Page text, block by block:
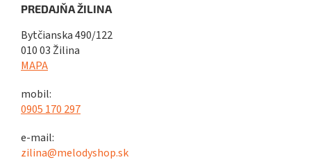
PREDAJŇA ŽILINA
Bytčianska 490/122
010 03 Žilina
MAPA
mobil:
0905 170 297
e-mail:
zilina@melodyshop.sk